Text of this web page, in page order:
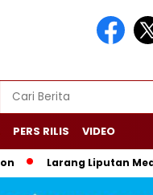
PERS RILIS VIDEO
Larang Liputan Media